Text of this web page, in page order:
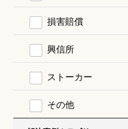
損害賠償
興信所
ストーカー
その他